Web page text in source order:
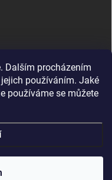
Dalším procházením
používáním. Jaké
používáme se můžete
už od roku 2016